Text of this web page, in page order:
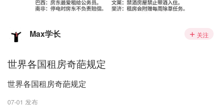
Max学长 关注
世界各国租房奇葩规定
世界各国租房奇葩规定
07-01 发布